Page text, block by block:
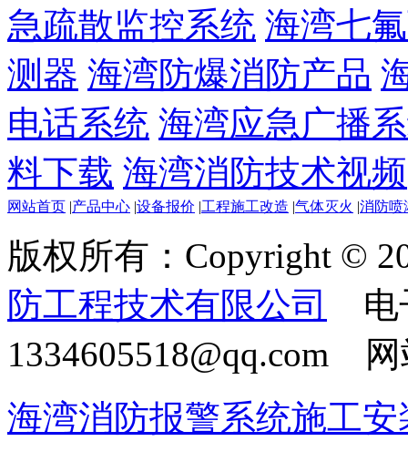
急疏散监控系统 海湾七
测器 海湾防爆消防产品
电话系统 海湾应急广播
料下载 海湾消防技术视频
网站首页 |产品中心 |设备报价 |工程施工改造 |气体灭火 |消防喷
版权所有：Copyright ©
防工程技术有限公司
电
1334605518@qq.com
海湾消防报警系统施工